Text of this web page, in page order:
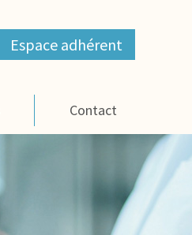
Espace adhérent
Contact